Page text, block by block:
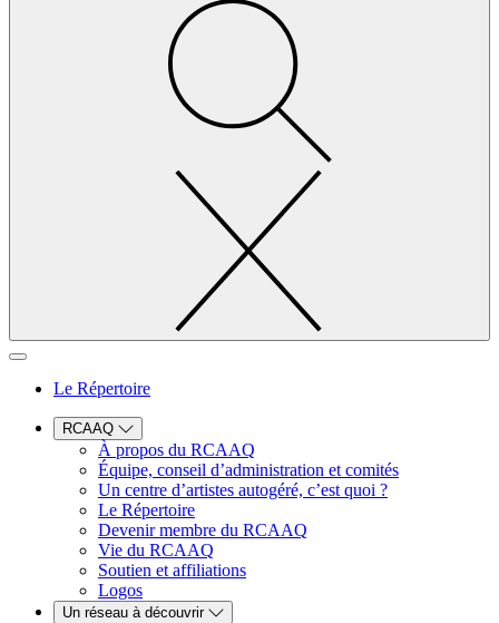
Le Répertoire
RCAAQ
À propos du RCAAQ
Équipe, conseil d’administration et comités
Un centre d’artistes autogéré, c’est quoi ?
Le Répertoire
Devenir membre du RCAAQ
Vie du RCAAQ
Soutien et affiliations
Logos
Un réseau à découvrir